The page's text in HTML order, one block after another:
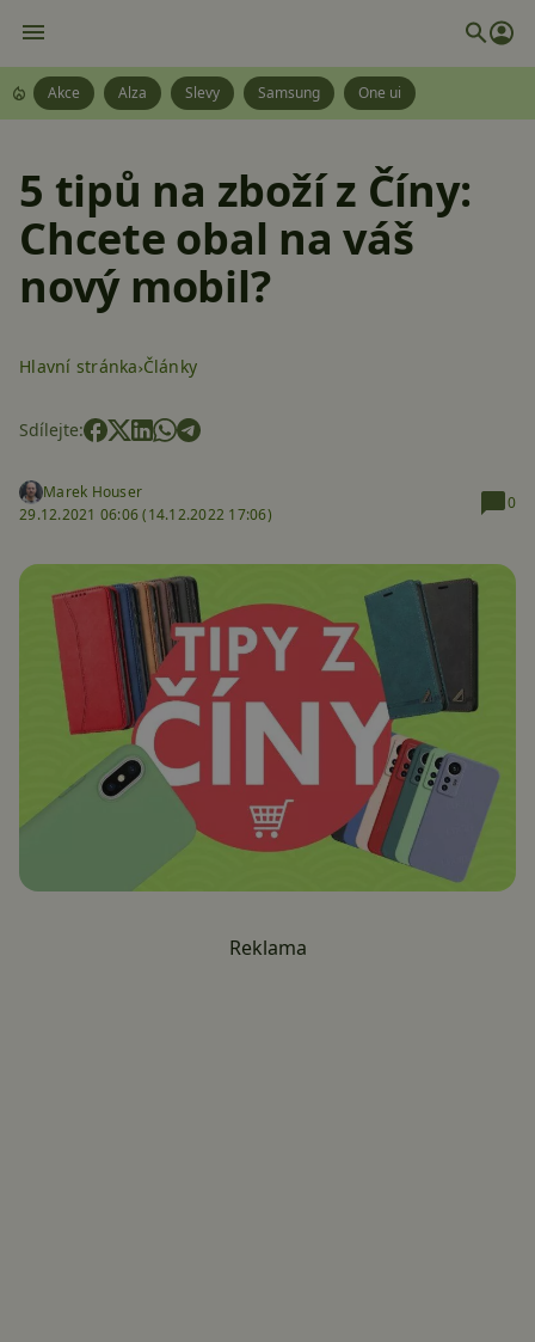
Akce Alza Slevy Samsung One ui
5 tipů na zboží z Číny:
Chcete obal na váš
nový mobil?
Hlavní stránka Články
Sdílejte:
Marek Houser
29.12.2021 06:06 (14.12.2022 17:06)
0
Reklama